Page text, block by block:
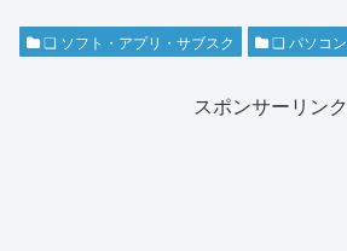
❏ ソフト・アプリ・サブスク ❏ パソコン
スポンサーリンク